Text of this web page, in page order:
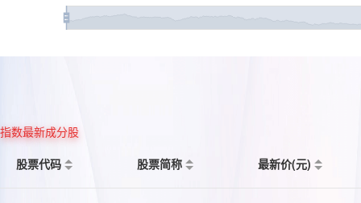
指数最新成分股
股票代码
股票简称 最新价(元)